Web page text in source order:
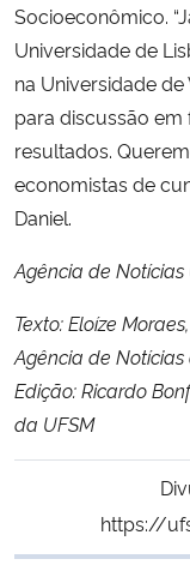
Socioeconômico.
Universidade de
na Universidade
para discussão
resultados.
economistas de
Daniel.
Agência de Notícias
Texto: Eloíze
Agência de Notícias
Edição: Ricardo
da UFSM
https://